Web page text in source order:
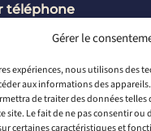
Gérer le
expériences, nous utilisons des
aux informations des
de traiter des données
site. Le fait de ne pas consentir
certaines caractéristiques et
téléphone
2 46 65 56 66
mail